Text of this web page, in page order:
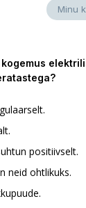
Minu
positiivselt.
neid ohtlikuks.